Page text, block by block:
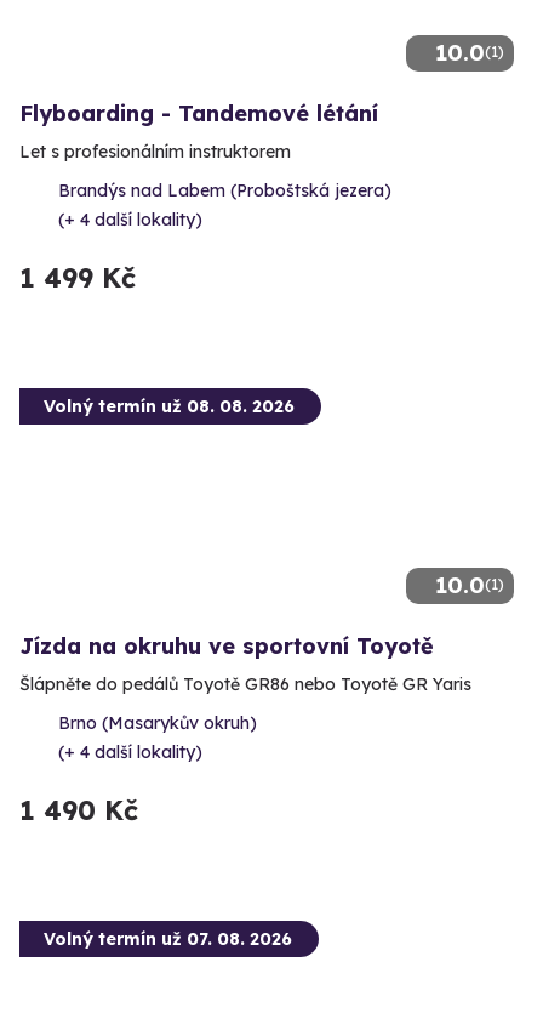
10.0(1)
Flyboarding - Tandemové létání
Let s profesionálním instruktorem
Brandýs nad Labem (Proboštská jezera)
(+ 4 další lokality)
1 499 Kč
10.0(1)
Volný termín už 08. 08. 2026
Jízda na okruhu ve sportovní Toyotě
Šlápněte do pedálů Toyotě GR86 nebo Toyotě GR Yaris
Brno (Masarykův okruh)
(+ 4 další lokality)
1 490 Kč
Volný termín už 07. 08. 2026